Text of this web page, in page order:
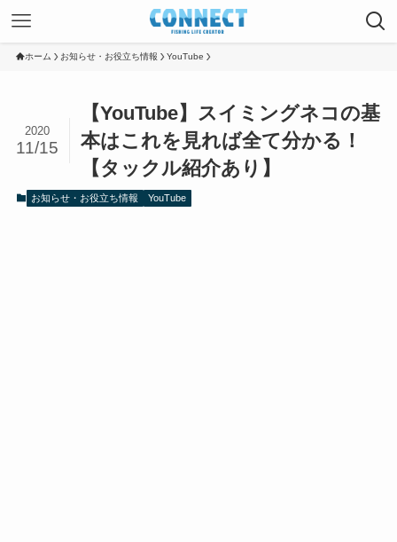
ホーム お知らせ・お役立ち情報 YouTube
【YouTube】スイミングネコの基
本はこれを見れば全て分かる！
【タックル紹介あり】
2020
11/15
お知らせ・お役立ち情報 YouTube